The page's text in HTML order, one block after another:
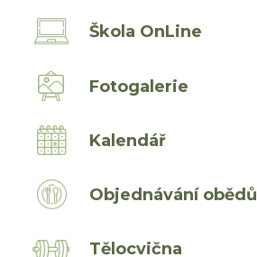
Škola OnLine
Fotogalerie
Kalendář
Objednávání obědů
Tělocvična